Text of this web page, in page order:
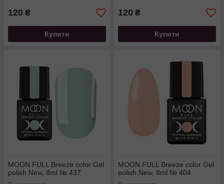
120 ₴
Купити
120 ₴
Купити
MOON FULL Breeze color Gel
polish New, 8ml № 437
MOON FULL Breeze color Gel
polish New, 8ml № 404